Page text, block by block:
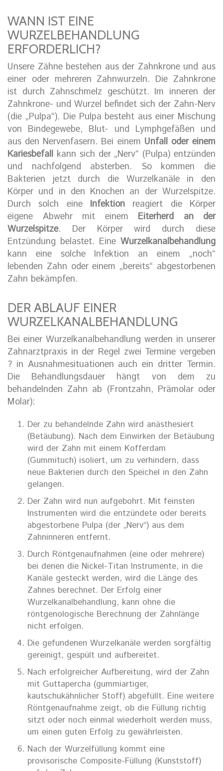
WANN IST EINE
WURZELBEHANDLUNG
ERFORDERLICH?
Unsere Zähne bestehen aus der Zahnkrone und aus
einer oder mehreren Zahnwurzeln. Die Zahnkrone
ist durch Zahnschmelz geschützt. Im inneren der
Zahnkrone- und Wurzel befindet sich der Zahn-Nerv
(die „Pulpa“). Die Pulpa besteht aus einer Mischung
von Bindegewebe, Blut- und Lymphgefäßen und
aus den Nervenfasern. Bei einem Unfall oder einem
Kariesbefall kann sich der „Nerv“ (Pulpa) entzünden
und nachfolgend absterben. So kommen die
Bakterien jetzt durch die Wurzelkanäle in den
Körper und in den Knochen an der Wurzelspitze.
Durch solch eine Infektion reagiert die Körper
eigene Abwehr mit einem Eiterherd an der
Wurzelspitze. Der Körper wird durch diese
Entzündung belastet. Eine Wurzelkanalbehandlung
kann eine solche Infektion an einem „noch“
lebenden Zahn oder einem „bereits“ abgestorbenen
Zahn bekämpfen.
DER ABLAUF EINER
WURZELKANALBEHANDLUNG
Bei einer Wurzelkanalbehandlung werden in unserer
Zahnarztpraxis in der Regel zwei Termine vergeben
? in Ausnahmesituationen auch ein dritter Termin.
Die Behandlungsdauer hängt von dem zu
behandelnden Zahn ab (Frontzahn, Prämolar oder
Molar):
Der zu behandelnde Zahn wird anästhesiert
(Betäubung). Nach dem Einwirken der Betäubung
wird der Zahn mit einem Kofferdam
(Gummituch) isoliert, um zu verhindern, dass
neue Bakterien durch den Speichel in den Zahn
gelangen.
Der Zahn wird nun aufgebohrt. Mit feinsten
Instrumenten wird die entzündete oder bereits
abgestorbene Pulpa (der „Nerv“) aus dem
Zahninneren entfernt.
Durch Röntgenaufnahmen (eine oder mehrere)
bei denen die Nickel-Titan Instrumente, in die
Kanäle gesteckt werden, wird die Länge des
Zahnes berechnet. Der Erfolg einer
Wurzelkanalbehandlung, kann ohne die
röntgenologische Berechnung der Zahnlänge
nicht erfolgen.
Die gefundenen Wurzelkanäle werden sorgfältig
gereinigt, gespült und aufbereitet.
Nach erfolgreicher Aufbereitung, wird der Zahn
mit Guttapercha (gummiartiger,
kautschukähnlicher Stoff) abgefüllt. Eine weitere
Röntgenaufnahme zeigt, ob die Füllung richtig
sitzt oder noch einmal wiederholt werden muss,
um einen guten Erfolg zu gewährleisten.
Nach der Wurzelfüllung kommt eine
provisorische Composite-Füllung (Kunststoff)